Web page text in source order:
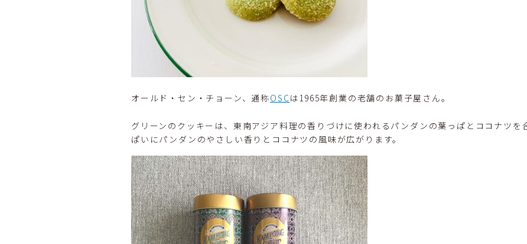
オールド・セン・チョーン、通称OSCは1965年創業の老舗のお菓子屋さん。
グリーンのクッキーは、東南アジア料理の香りづけに使われるパンダンの葉っぱとココナツを
ぱいにパンダンのやさしい香りとココナツの風味が広がります。